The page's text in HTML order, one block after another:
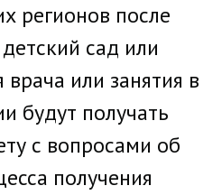
регионов после
сад или
или занятия в
будут получать
с вопросами об
получения